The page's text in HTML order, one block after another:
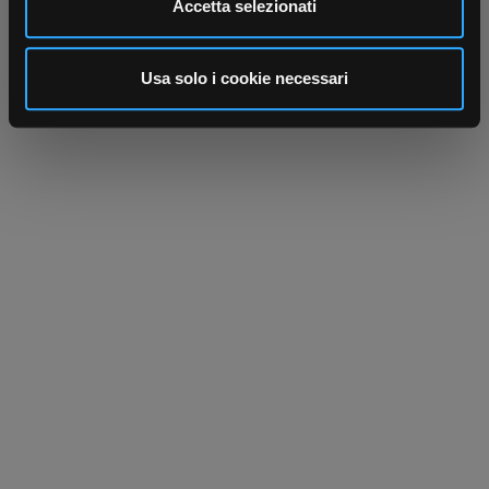
analizzare il nostro traffico. Condividiamo inoltre
informazioni sul modo in cui utilizza il nostro sito con i
nostri partner che si occupano di analisi dei dati web,
pubblicità e social media, i quali potrebbero combinarle
Accetta selezionati
Usa solo i cookie necessari